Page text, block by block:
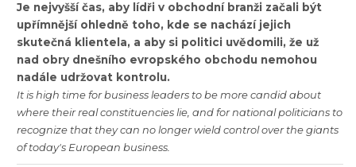
Je nejvyšší čas, aby lídři v obchodní branži začali být
upřímnější ohledně toho, kde se nachází jejich
skutečná klientela, a aby si politici uvědomili, že už
nad obry dnešního evropského obchodu nemohou
nadále udržovat kontrolu.
Itishigh timeforbusinessleaderstobemorecandidabout
wheretheirrealconstituencieslie, andfornationalpoliticiansto
recognizethattheycan nolongerwieldcontroloverthegiants
oftoday's European business.